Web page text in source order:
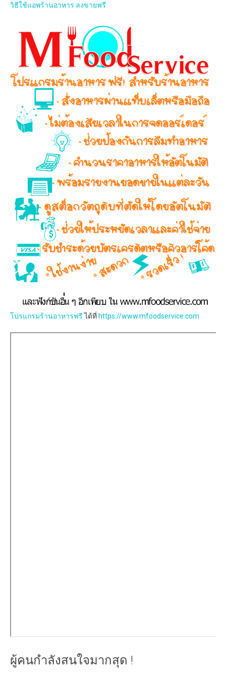
วิธีใช้แอพร้านอาหาร ลงขายฟรี
โปรแกรมร้านอาหารฟรีได้ที่ https://www.mfoodservice.com
ผู้คนกำลังสนใจมากสุด !